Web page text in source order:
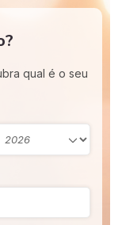
qual é o seu